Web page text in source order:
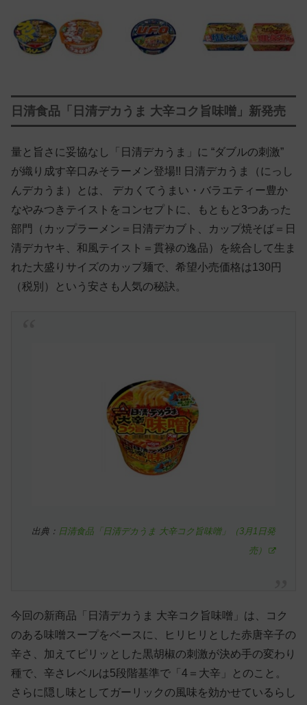
日清食品「日清デカうま 大辛コク旨味噌」新発売
量と旨さに妥協なし「日清デカうま」に “ダブルの刺激”
が織り成す辛口みそラーメン登場!! 日清デカうま（にっし
んデカうま）とは、 デカくてうまい・バラエティー豊か
なやみつきテイストをコンセプトに、もともと3つあった
部門（カップラーメン＝日清デカブト、カップ焼そば＝日
清デカヤキ、和風テイスト＝貫禄の逸品）を統合して生ま
れた大盛りサイズのカップ麺で、希望小売価格は130円
（税別）という安さも人気の秘訣。
出典： 日清食品「日清デカうま 大辛コク旨味噌」（3月1日発
売）
今回の新商品「日清デカうま 大辛コク旨味噌」は、コク
のある味噌スープをベースに、ヒリヒリとした赤唐辛子の
辛さ、加えてピリッとした黒胡椒の刺激が決め手の変わり
種で、辛さレベルは5段階基準で「4＝大辛」とのこと。
さらに隠し味としてガーリックの風味を効かせているらし